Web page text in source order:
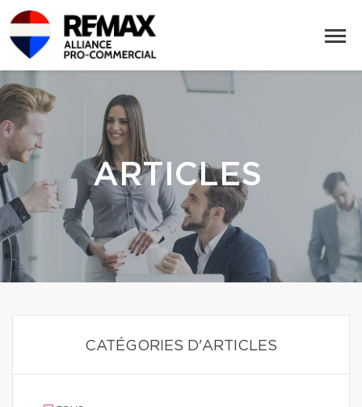
ARTICLES
CATÉGORIES D'ARTICLES